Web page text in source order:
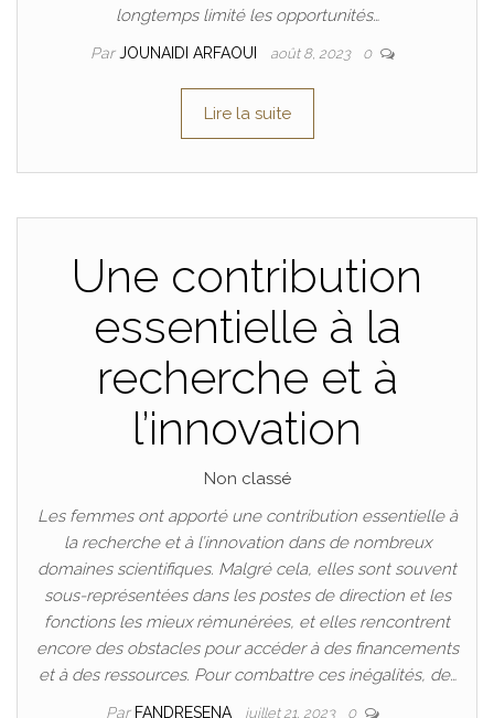
longtemps limité les opportunités…
ParJOUNAIDI ARFAOUI août 8, 2023 0
Lire la suite
Une contribution
essentielle à la
recherche et à
l’innovation
Non classé
Les femmes ont apporté une contribution essentielle à
la recherche et à l’innovation dans de nombreux
domaines scientifiques. Malgré cela, elles sont souvent
sous-représentées dans les postes de direction et les
fonctions les mieux rémunérées, et elles rencontrent
encore des obstacles pour accéder à des financements
et à des ressources. Pour combattre ces inégalités, de…
Par FANDRESENA juillet 21, 2023 0